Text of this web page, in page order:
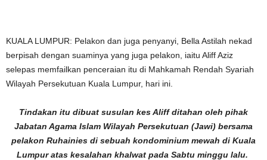
KUALA LUMPUR: Pelakon dan juga penyanyi, Bella Astilah nekad
berpisah dengan suaminya yang juga pelakon, iaitu Aliff Aziz
selepas memfailkan penceraian itu di Mahkamah Rendah Syariah
Wilayah Persekutuan Kuala Lumpur, hari ini.
Tindakan itu dibuat susulan kes Aliff ditahan oleh pihak
Jabatan Agama Islam Wilayah Persekutuan (Jawi) bersama
pelakon Ruhainies di sebuah kondominium mewah di Kuala
Lumpur atas kesalahan khalwat pada Sabtu minggu lalu.